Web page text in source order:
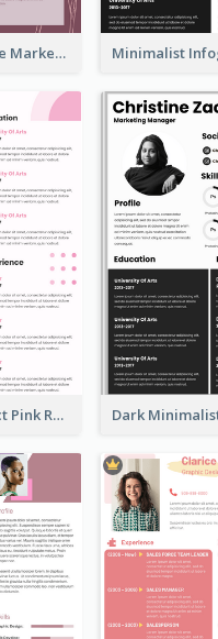
Burgundy Timeline Marketer Resume
Minimalist Abstract Pink Resume